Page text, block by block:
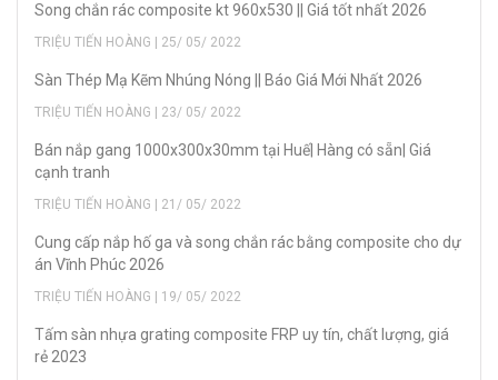
Song chắn rác composite kt 960x530 || Giá tốt nhất 2026
TRIỆU TIẾN HOÀNG | 25/ 05/ 2022
Sàn Thép Mạ Kẽm Nhúng Nóng || Báo Giá Mới Nhất 2026
TRIỆU TIẾN HOÀNG | 23/ 05/ 2022
Bán nắp gang 1000x300x30mm tại Huế| Hàng có sẵn| Giá
cạnh tranh
TRIỆU TIẾN HOÀNG | 21/ 05/ 2022
Cung cấp nắp hố ga và song chắn rác bằng composite cho dự
án Vĩnh Phúc 2026
TRIỆU TIẾN HOÀNG | 19/ 05/ 2022
Tấm sàn nhựa grating composite FRP uy tín, chất lượng, giá
rẻ 2023